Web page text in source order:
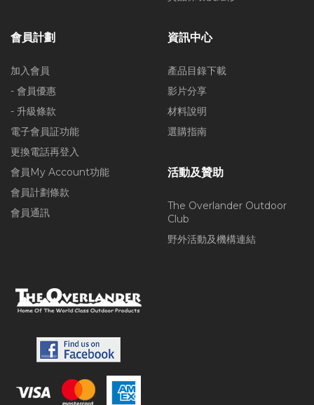
會員計劃
加入會員
- 會員優惠
- 升級條款
電子會員証功能
更換電話再登入
會員My Account功能
會員計劃條款
會員通訊
資訊中心
產品目錄下載
影片分享
材料說明
選購指南
活動及贊助
The Overlander Outdoor
Club
野外活動及機構連結